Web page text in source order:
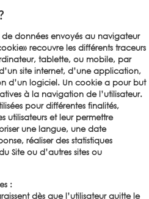
de données envoyés au navigateur
recouvre les différents traceurs
tablette, ou mobile, par
site internet, d’une application,
d’un logiciel. Un cookie a pour but
à la navigation de l’utilisateur.
pour différentes finalités,
utilisateurs et leur permettre
une langue, une date
réaliser des statistiques
Site ou d’autres sites ou
:
dès que l’utilisateur quitte le